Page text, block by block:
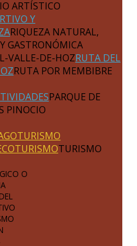
ARTÍSTICO
Y
RIQUEZA NATURAL,
GASTRONÓMICA
RUTA DEL
RUTA POR MEMBIBRE
PARQUE DE
PINOCIO
TURISMO
O